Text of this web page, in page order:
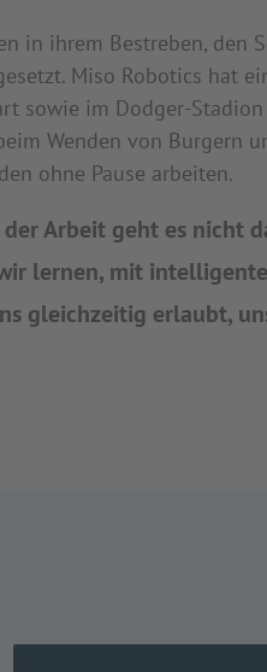
in ihrem Bestreben, den
Miso Robotics hat
sowie im Dodger-
Wenden von Burgern
ohne Pause arbeiten.
Arbeit geht es nicht
lernen, mit
gleichzeitig erlaubt,